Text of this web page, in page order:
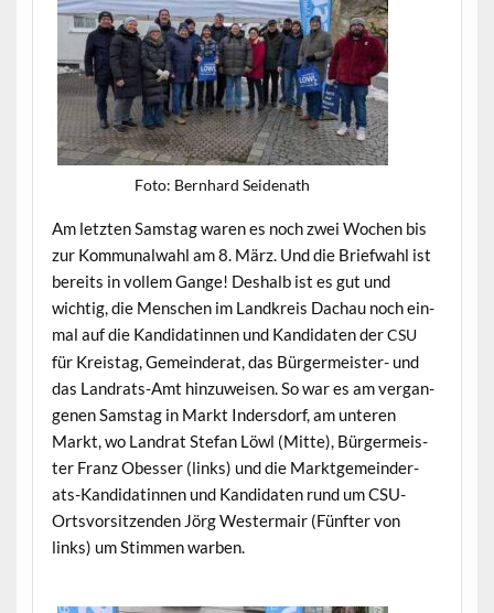
Foto: Bern­hard Seidenath
Am let­zten Sam­stag waren es noch zwei Wochen bis
zur Kom­mu­nal­wahl am 8. März. Und die Briefwahl ist
bere­its in vollem Gange! Deshalb ist es gut und
wichtig, die Men­schen im Land­kreis Dachau noch ein­
mal auf die Kan­di­datin­nen und Kan­di­dat­en derCSU
für Kreistag, Gemein­der­at, das Bürg­er­meis­ter- und
das Lan­drats-Amt hinzuweisen. So war es am ver­gan­
genen Sam­stag in Markt Inder­s­dorf, am unteren
Markt, wo Lan­drat Ste­fan Löwl (Mitte), Bürg­er­meis­
ter Franz Obess­er (links) und die Mark­t­ge­mein­der­
ats-Kan­di­datin­nen und Kan­di­dat­en rund um CSU-
Ortsvor­sitzen­den Jörg West­er­mair (Fün­fter von
links) um Stim­men warben.